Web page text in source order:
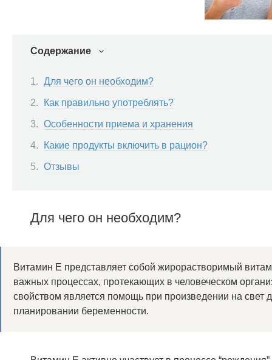
Содержание
Для чего он необходим?
Как правильно употреблять?
Особенности приема и хранения
Какие продукты включить в рацион?
Отзывы
Для чего он необходим?
Витамин Е представляет собой жирорастворимый
важных процессах, протекающих в человеческом
свойством является помощь при произведении на
планировании беременности.